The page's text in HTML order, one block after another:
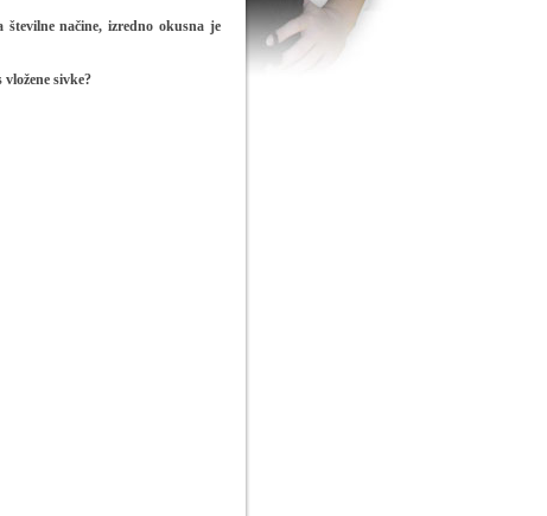
številne načine, izredno okusna je
sivke?